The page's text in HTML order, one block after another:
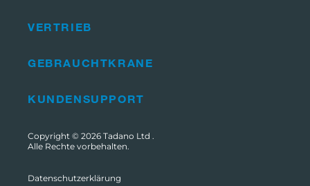
VERTRIEB
GEBRAUCHTKRANE
KUNDENSUPPORT
Copyright © 2026 Tadano Ltd .
Alle Rechte vorbehalten.
Datenschutzerklärung